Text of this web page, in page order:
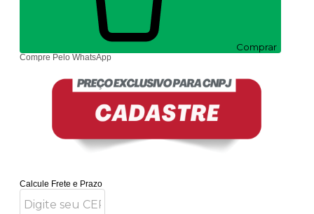
Comprar
Compre Pelo WhatsApp
Calcule Frete e Prazo